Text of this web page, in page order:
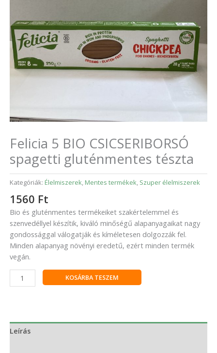
Felicia 5 BIO CSICSERIBORSÓ
spagetti gluténmentes tészta
Kategóriák: Élelmiszerek, Mentes termékek, Szuper élelmiszerek
1560 Ft
Bio és gluténmentes termékeiket szakértelemmel és
szenvedéllyel készítik, kiváló minőségű alapanyagaikat nagy
gondossággal válogatják és kíméletesen dolgozzák fel.
Minden alapanyag növényi eredetű, ezért minden termék
vegán.
KOSÁRBA TESZEM
Leírás